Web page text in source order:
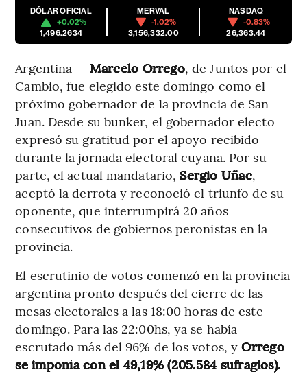
DÓLAR OFICIAL
+0.02%
1,496.2634
MERVAL
-1.02%
3,156,332.00
NASDAQ
-0.83%
26,363.44
Argentina — Marcelo Orrego, de Juntos por el
Cambio, fue elegido este domingo como el
próximo gobernador de la provincia de San
Juan. Desde su bunker, el gobernador electo
expresó su gratitud por el apoyo recibido
durante la jornada electoral cuyana. Por su
parte, el actual mandatario, Sergio Uñac,
aceptó la derrota y reconoció el triunfo de su
oponente, que interrumpirá 20 años
consecutivos de gobiernos peronistas en la
provincia.
El escrutinio de votos comenzó en la provincia
argentina pronto después del cierre de las
mesas electorales a las 18:00 horas de este
domingo. Para las 22:00hs, ya se había
escrutado más del 96% de los votos, y Orrego
se imponía con el 49,19% (205.584 sufragios).